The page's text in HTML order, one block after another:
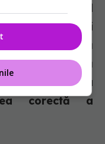
tratamentul
riscul de boli
avea o viață
să vă
pentru
corectă a